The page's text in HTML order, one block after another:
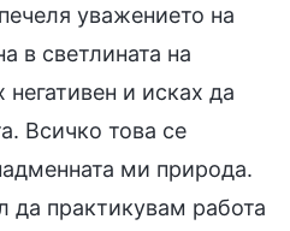
уважението на
в светлината на
и исках да
Всичко това се
ми природа.
да практикувам работа